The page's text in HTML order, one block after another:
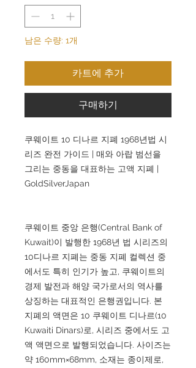
남은 수량: 1개
카트에 추가
구매하기
쿠웨이트 10 디나르 지폐 1968년법 시
리즈 완전 가이드 | 매와 아랍 범선을
그리는 중동을 대표하는 고액 지폐 |
GoldSilverJapan
쿠웨이트 중앙 은행(Central Bank of
Kuwait)이 발행한 1968년 법 시리즈의
10디나르 지폐는 중동 지폐 컬렉션 중
에서도 특히 인기가 높고, 쿠웨이트의
경제 발전과 해양 국가로서의 역사를
상징하는 대표적인 은행권입니다. 본
지폐의 액면은 10 쿠웨이트 디나르(10
Kuwaiti Dinars)로, 시리즈 중에서도 고
액 액면으로 발행되었습니다. 사이즈는
약 160mm×68mm, 소재는 종이제로,